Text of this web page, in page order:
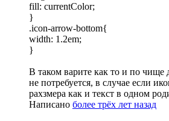
fill: currentColor;
}
.icon-arrow-bottom{
width: 1.2em;
}
В таком варите как то и по чище
не потребуется, в случае если
рахзмера как и текст в одном
Написано более трёх лет назад